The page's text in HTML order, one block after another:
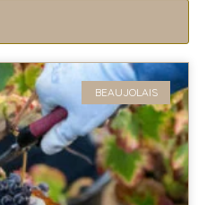
BEAUJOLAIS